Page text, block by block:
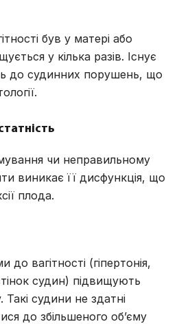
був у матері або
у кілька разів. Існує
до судинних порушень, що
чи неправильному
виникає її дисфункція, що
плода.
вагітності (гіпертонія,
судин) підвищують
Такі судини не здатні
до збільшеного об’єму